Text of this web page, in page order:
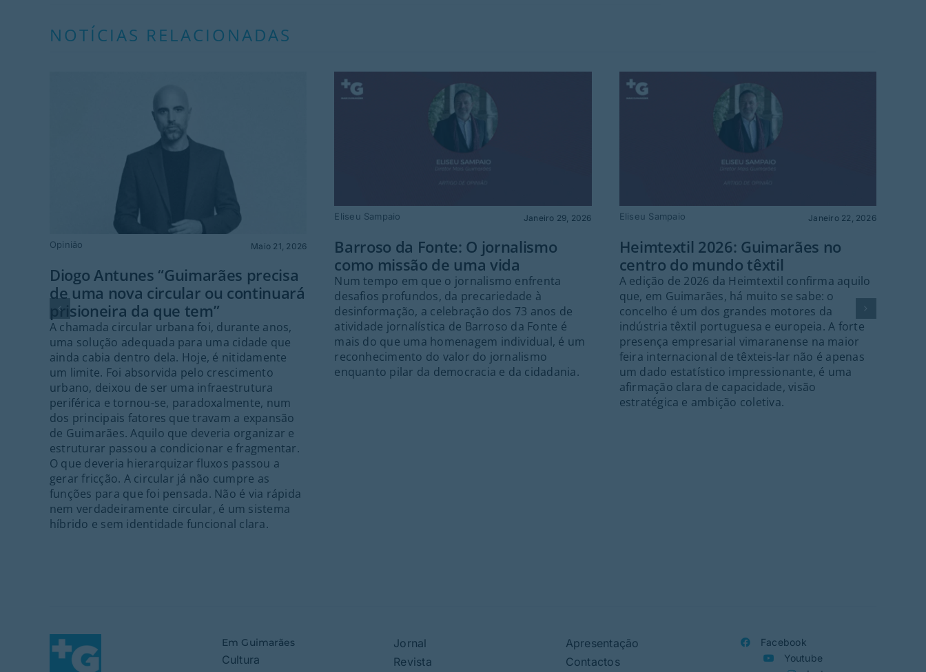
NOTÍCIAS RELACIONADAS
Opinião Maio 21, 2026
Diogo Antunes “Guimarães precisa
de uma nova circular ou continuará
prisioneira da que tem”
A chamada circular urbana foi, durante anos,
uma solução adequada para uma cidade que
ainda cabia dentro dela. Hoje, é nitidamente
um limite. Foi absorvida pelo crescimento
urbano, deixou de ser uma infraestrutura
periférica e tornou-se, paradoxalmente, num
dos principais fatores que travam a expansão
de Guimarães. Aquilo que deveria organizar e
estruturar passou a condicionar e fragmentar.
O que deveria hierarquizar fluxos passou a
gerar fricção. A circular já não cumpre as
funções para que foi pensada. Não é via rápida
nem verdadeiramente circular, é um sistema
híbrido e sem identidade funcional clara.
Eliseu Sampaio Janeiro 29, 2026
Barroso da Fonte: O jornalismo
como missão de uma vida
Num tempo em que o jornalismo enfrenta
desafios profundos, da precariedade à
desinformação, a celebração dos 73 anos de
atividade jornalística de Barroso da Fonte é
mais do que uma homenagem individual, é um
reconhecimento do valor do jornalismo
enquanto pilar da democracia e da cidadania.
Eliseu Sampaio Janeiro 22, 2026
Heimtextil 2026: Guimarães no
centro do mundo têxtil
A edição de 2026 da Heimtextil confirma aquilo
que, em Guimarães, há muito se sabe: o
concelho é um dos grandes motores da
indústria têxtil portuguesa e europeia. A forte
presença empresarial vimaranense na maior
feira internacional de têxteis-lar não é apenas
um dado estatístico impressionante, é uma
afirmação clara de capacidade, visão
estratégica e ambição coletiva.
Em Guimarães
Cultura
Jornal
Revista
Apresentação
Contactos
Facebook
Youtube